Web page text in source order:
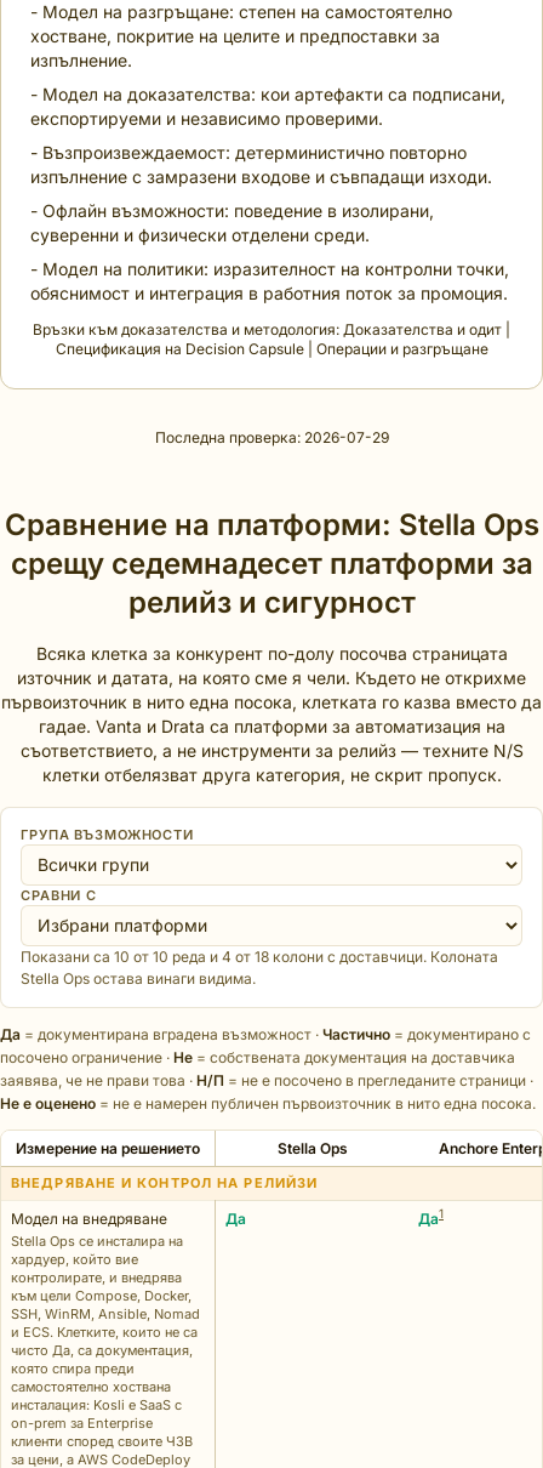
- Модел на разгръщане: степен на самостоятелно
хостване, покритие на целите и предпоставки за
изпълнение.
- Модел на доказателства: кои артефакти са подписани,
експортируеми и независимо проверими.
- Възпроизвеждаемост: детерминистично повторно
изпълнение с замразени входове и съвпадащи изходи.
- Офлайн възможности: поведение в изолирани,
суверенни и физически отделени среди.
- Модел на политики: изразителност на контролни точки,
обяснимост и интеграция в работния поток за промоция.
Връзки към доказателства и методология: Доказателства и одит
Спецификация на Decision Capsule| Операции и разгръщане
Последна проверка: 2026-07-29
Сравнение на платформи: Stella Ops
срещу седемнадесет платформи за
релийз и сигурност
Всяка клетка за конкурент по-долу посочва страницата
източник и датата, на която сме я чели. Където не открихме
първоизточник в нито една посока, клетката го казва вместо да
гадае. Vanta и Drata са платформи за автоматизация на
съответствието, а не инструменти за релийз — техните N/S
клетки отбелязват друга категория, не скрит пропуск.
ГРУПА ВЪЗМОЖНОСТИ
СРАВНИ С
Показани са 10 от 10 реда и 4 от 18 колони с доставчици. Колоната
Stella Ops остава винаги видима.
Да = документирана вградена възможност · Частично = документирано с
посочено ограничение · Не = собствената документация на доставчика
заявява, че не прави това · Н/П = не е посочено в прегледаните страници ·
Не е оценено = не е намерен публичен първоизточник в нито една посока.
Измерение на решението Stella Ops Anchore
ВНЕДРЯВАНЕ И КОНТРОЛ НА РЕЛИЙЗИ
Модел на внедряване
Stella Ops се инсталира на
хардуер, който вие
контролирате, и внедрява
към цели Compose, Docker,
SSH, WinRM, Ansible, Nomad
и ECS. Клетките, които не са
чисто Да, са документация,
която спира преди
самостоятелно хоствана
инсталация: Kosli е SaaS с
on-prem за Enterprise
клиенти според своите ЧЗВ
за цени, а AWS CodeDeploy
Да Да1